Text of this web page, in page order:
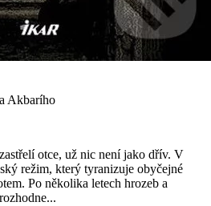
Akbarího
otce, už nic není jako dřív. V
režim, který tyranizuje obyčejné
Po několika letech hrozeb a